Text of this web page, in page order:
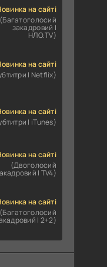
на сайті
(Багатоголосий
закадровий |
НЛО.TV)
на сайті
| Netflix)
на сайті
| iTunes)
на сайті
(Двоголосий
| TV4)
на сайті
(Багатоголосий
| 2+2)